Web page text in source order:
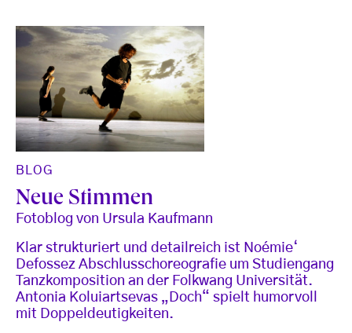
BLOG
Neue Stimmen
Fotoblog von Ursula Kaufmann
Klar strukturiert und detailreich ist Noémie‘
Defossez Abschlusschoreografie um Studiengang
Tanzkomposition an der Folkwang Universität.
Antonia Koluiartsevas „Doch“ spielt humorvoll
mit Doppeldeutigkeiten.